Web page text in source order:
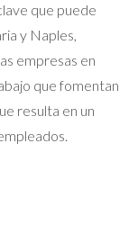
que puede
y Naples,
empresas en
que fomentan
resulta en un